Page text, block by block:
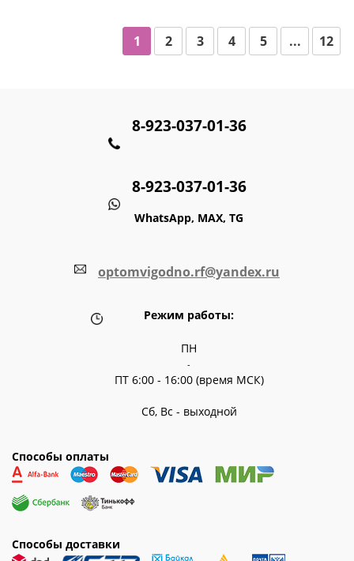
1 2 3 4 5 ... 12
8-923-037-01-36
8-923-037-01-36
WhatsApp, MAX, TG
optomvigodno.rf@yandex.ru
Режим работы:
ПН
-
ПТ 6:00 - 16:00 (время МСК)
Сб, Вс - выходной
Способы оплаты
Способы доставки